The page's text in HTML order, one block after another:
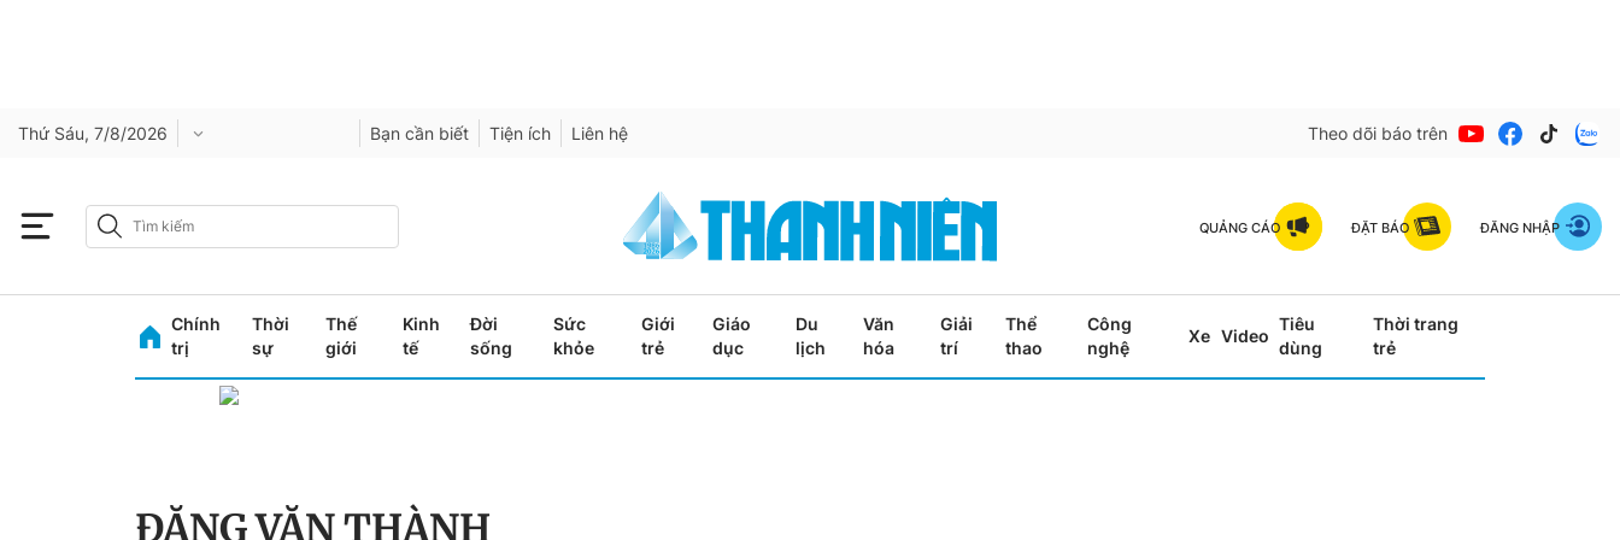
Thứ Sáu, 7/8/2026 Bạn cần biết Tiện ích Liên hệ Theo dõi báo trên
QUẢNG CÁO ĐẶT BÁO ĐĂNG NHẬP
Chính
trị
Thời
sự
Thế
giới
Kinh
tế
Đời
sống
Sức
khỏe
Giới
trẻ
Giáo
dục
Du
lịch
Văn
hóa
Giải
trí
Thể
thao
Công
nghệ
Xe Video
Tiêu
dùng
Thời trang
trẻ
ĐẶNG VĂN THÀNH